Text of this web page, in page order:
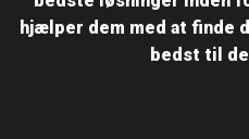
hjælper dem med at finde
bedst til